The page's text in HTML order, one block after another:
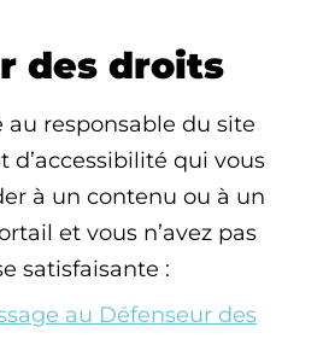
des droits
au responsable du site
qui vous
à un contenu ou à un
et vous n’avez pas
satisfaisante :
au Défenseur des